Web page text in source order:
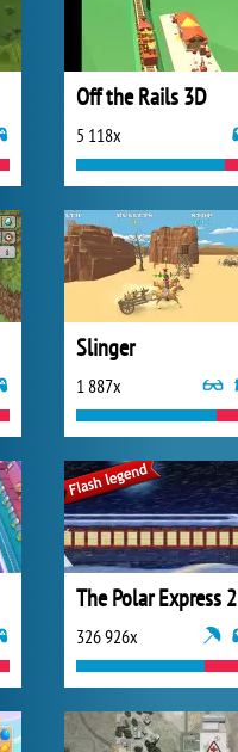
Off the Rails 3D
5 118x
Slinger
1 887x
The Polar Express 2
326 926x